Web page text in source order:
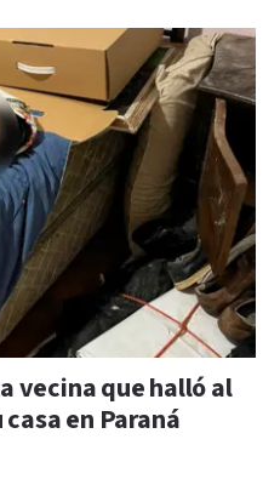
vecina que halló al
en Paraná